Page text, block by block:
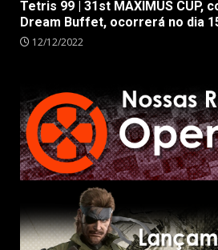
Tetris 99 | 31st MAXIMUS CUP,
Dream Buffet, ocorrerá no dia
12/12/2022